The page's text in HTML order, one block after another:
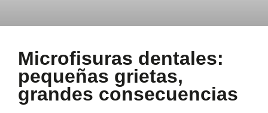
Microfisuras dentales:
pequeñas grietas,
grandes consecuencias